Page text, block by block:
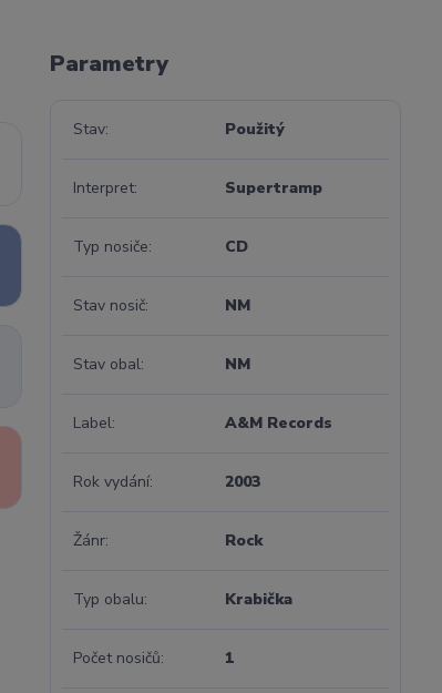
Parametry
Stav Použitý
Interpret Supertramp
Typ nosiče CD
Stav nosič NM
Stav obal NM
Label A&M Records
Rok vydání 2003
Žánr Rock
Typ obalu Krabička
Počet nosičů 1